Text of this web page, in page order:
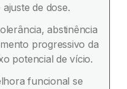
de dose.
abstinência
progressivo da
potencial de vício.
funcional se